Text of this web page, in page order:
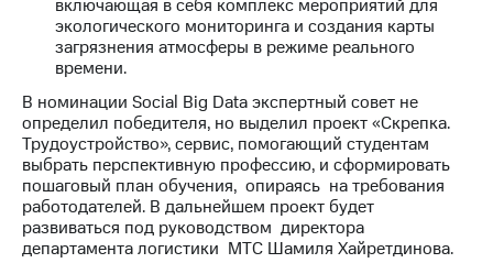
погашении
именных
облигаций
Другое
Регистратор
Реквизиты
Контакты
развитие
деловая этика
На главную
включающая в себя комплекс мероприятий для
экологического мониторинга и создания карты
загрязнения атмосферы в режиме реального
времени.
В номинации Social Big Data экспертный совет не
определил победителя, но выделил проект «Скрепка.
Трудоустройство», сервис, помогающий студентам
выбрать перспективную профессию, и сформировать
пошаговый план обучения, опираясь на требования
работодателей. В дальнейшем проект будет
развиваться под руководством директора
департамента логистики МТС Шамиля Хайретдинова.